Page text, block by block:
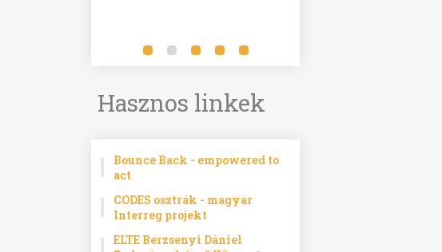
Hasznos linkek
Bounce Back - empowered to
act
CODES osztrák - magyar
Interreg projekt
ELTE Berzsenyi Dániel